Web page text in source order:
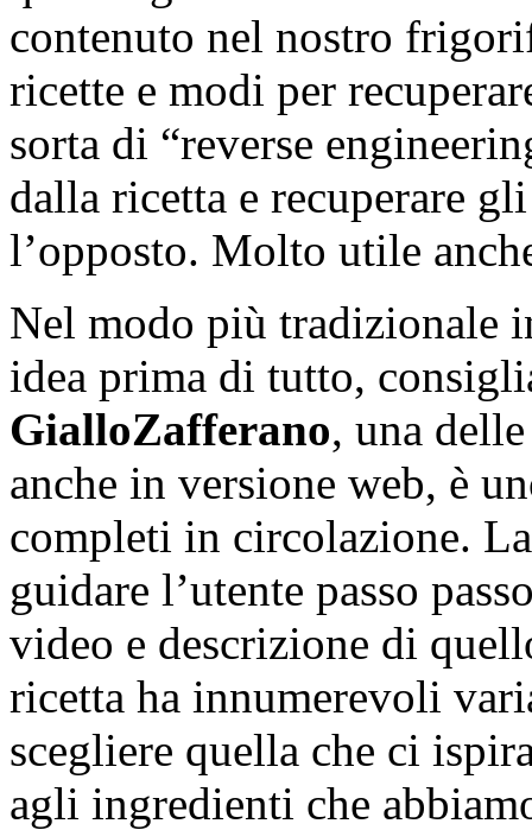
contenuto nel nostro
ricette e modi per
sorta di “reverse
dalla ricetta e recuperare
l’opposto. Molto utile
Nel modo più tradizionale
idea prima di tutto,
GialloZafferano, una
anche in versione web, è
completi in circolazione.
guidare l’utente passo
video e descrizione di
ricetta ha innumerevoli
scegliere quella che ci
agli ingredienti che